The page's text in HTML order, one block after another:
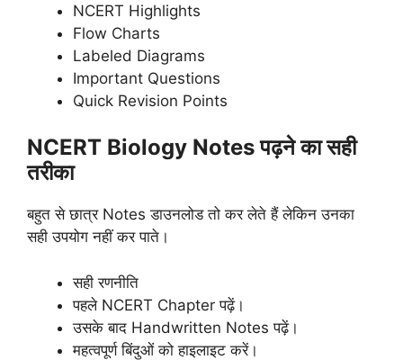
NCERT Highlights
Flow Charts
Labeled Diagrams
Important Questions
Quick Revision Points
NCERT Biology Notes पढ़ने का सही
तरीका
बहुत से छात्र Notes डाउनलोड तो कर लेते हैं लेकिन उनका
सही उपयोग नहीं कर पाते।
सही रणनीति
पहले NCERT Chapter पढ़ें।
उसके बाद Handwritten Notes पढ़ें।
महत्वपूर्ण बिंदुओं को हाइलाइट करें।